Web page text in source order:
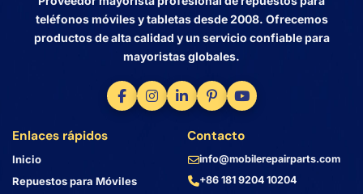
teléfonos móviles y tabletas desde 2008. Ofrecemos
productos de alta calidad y un servicio confiable para
mayoristas globales.
Enlaces rápidos
Inicio
Repuestos para Móviles
Contacto
info@mobilerepairparts.com
+86 181 9204 10204